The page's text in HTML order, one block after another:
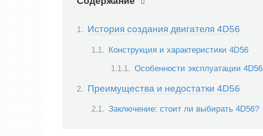
История создания двигателя 4D56
Конструкция и характеристики 4D56
Особенности эксплуатации 4D56
Преимущества и недостатки 4D56
Заключение: стоит ли выбирать 4D56?